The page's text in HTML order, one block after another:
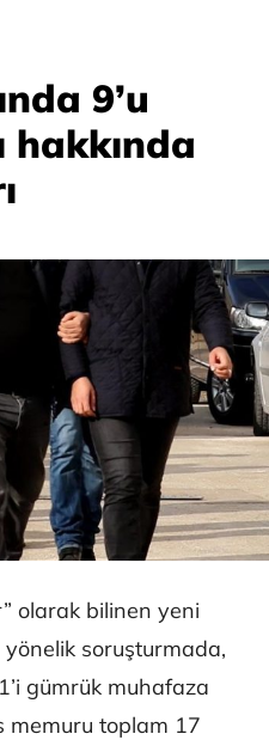
9’u
hakkında
olarak bilinen yeni
yönelik soruşturmada,
gümrük muhafaza
memuru toplam 17